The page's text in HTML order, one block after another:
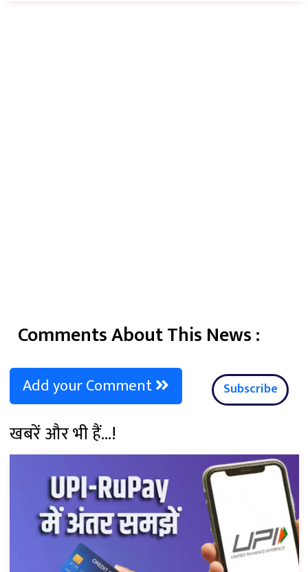
Comments About This News :
Add your Comment Subscribe
खबरें और भी हैं...!